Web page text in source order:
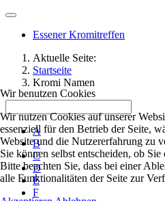
Essener Kromitreffen
Aktuelle Seite:
Startseite
Kromi Namen
A
B
C
D
E
F
Wir benutzen Cookies
Wir nutzen Cookies auf unserer
essenziell für den Betrieb der Seite,
Website und die Nutzererfahrung zu
Sie können selbst entscheiden, ob
Bitte beachten Sie, dass bei einer
alle Funktionalitäten der Seite zur